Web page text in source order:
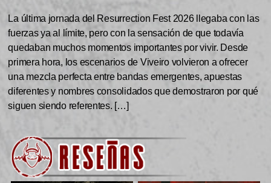
La última jornada del Resurrection Fest 2026 llegaba con las
fuerzas ya al límite, pero con la sensación de que todavía
quedaban muchos momentos importantes por vivir. Desde
primera hora, los escenarios de Viveiro volvieron a ofrecer
una mezcla perfecta entre bandas emergentes, apuestas
diferentes y nombres consolidados que demostraron por qué
siguen siendo referentes. […]